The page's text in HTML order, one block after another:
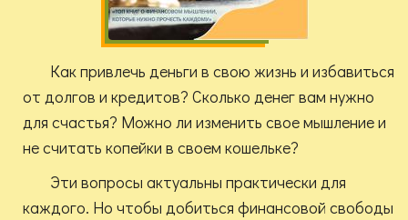
Как привлечь деньги в свою жизнь и избавиться
от долгов и кредитов? Сколько денег вам нужно
для счастья? Можно ли изменить свое мышление и
не считать копейки в своем кошельке?
Эти вопросы актуальны практически для
каждого. Но чтобы добиться финансовой свободы